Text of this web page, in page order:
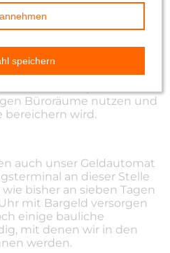
für Ihre
in der
Die wohnortnahe
des täglichen Bedarfs
sehr am Herzen. Wir
Pflegedienst „To-Huus“
bekommen, der
Büroräume nutzen und
bereichern wird.
auch unser Geldautomat
an dieser Stelle
bisher an sieben Tagen
mit Bargeld versorgen
einige bauliche
mit denen wir in den
werden.